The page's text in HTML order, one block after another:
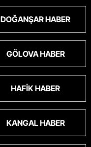
DOĞANŞAR HABER
GÖLOVA HABER
HAFIK HABER
KANGAL HABER